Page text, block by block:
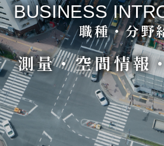
BUSINESS
職種・分野
測量・空間情報